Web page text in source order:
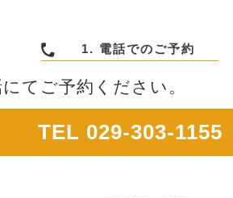
1. 電話でのご予約
てご予約ください。
TEL 029-303-1155